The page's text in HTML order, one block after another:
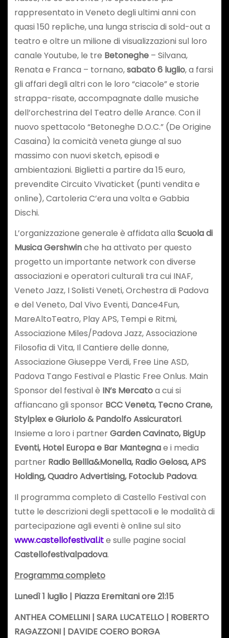
rappresentato in Veneto degli ultimi anni con
quasi 150 repliche, una lunga striscia di sold-out a
teatro e oltre un milione di visualizzazioni sul loro
canale Youtube, le tre Betoneghe– Silvana,
Renata e Franca – tornano,sabato 6 luglio, a farsi
gli affari degli altri con le loro “ciacole” e storie
strappa-risate, accompagnate dalle musiche
dell’orchestrina del Teatro delle Arance. Con il
nuovo spettacolo “Betoneghe D.O.C.” (De Origine
Casaina) la comicità veneta giunge al suo
massimo con nuovi sketch, episodi e
ambientazioni. Biglietti a partire da 15 euro,
prevendite Circuito Vivaticket (punti vendita e
online), Cartoleria C’era una volta e Gabbia
Dischi.
L’organizzazione generale è affidata alla Scuola di
Musica Gershwinche ha attivato per questo
progetto un importante network con diverse
associazioni e operatori culturali tra cui INAF,
Veneto Jazz, I Solisti Veneti, Orchestra di Padova
e del Veneto, Dal Vivo Eventi, Dance4Fun,
MareAltoTeatro, Play APS, Tempi e Ritmi,
Associazione Miles/Padova Jazz, Associazione
Filosofia di Vita, Il Cantiere delle donne,
Associazione Giuseppe Verdi, Free Line ASD,
Padova Tango Festival e Plastic Free Onlus. Main
Sponsor del festival è IN’s Mercatoa cui si
affiancano gli sponsor BCC Veneta, Tecno Crane,
Stylplex e Giuriolo & Pandolfo Assicuratori.
Insieme a loro i partnerGarden Cavinato, BigUp
Eventi, Hotel Europa e Bar Mantegnae i media
partner Radio Bellla&Monella, Radio Gelosa, APS
Holding, Quadro Advertising, Fotoclub Padova.
Il programma completo di Castello Festival con
tutte le descrizioni degli spettacoli e le modalità di
partecipazione agli eventi è online sul sito
www.castellofestival.ite sulle pagine social
Castellofestivalpadova.
Programma completo
Lunedì 1 luglio | Piazza Eremitani ore 21:15
ANTHEA COMELLINI | SARA LUCATELLO | ROBERTO
RAGAZZONI | DAVIDE COERO BORGA